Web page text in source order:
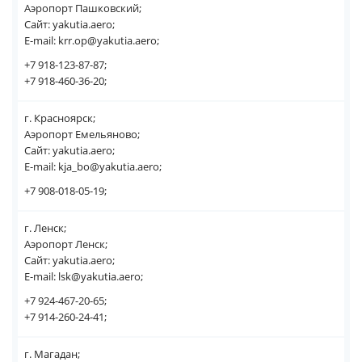
Аэропорт Пашковский;
Сайт: yakutia.aero;
E-mail: krr.op@yakutia.aero;
+7 918-123-87-87;
+7 918-460-36-20;
г. Красноярск;
Аэропорт Емельяново;
Сайт: yakutia.aero;
E-mail: kja_bo@yakutia.aero;
+7 908-018-05-19;
г. Ленск;
Аэропорт Ленск;
Сайт: yakutia.aero;
E-mail: lsk@yakutia.aero;
+7 924-467-20-65;
+7 914-260-24-41;
г. Магадан;